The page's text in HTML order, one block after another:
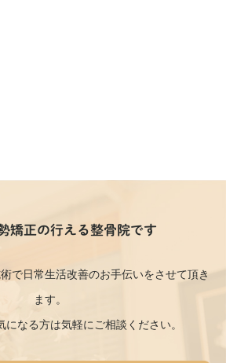
矯正の行える整骨院です
で日常生活改善のお手伝いをさせて頂き
ます。
になる方は気軽にご相談ください。